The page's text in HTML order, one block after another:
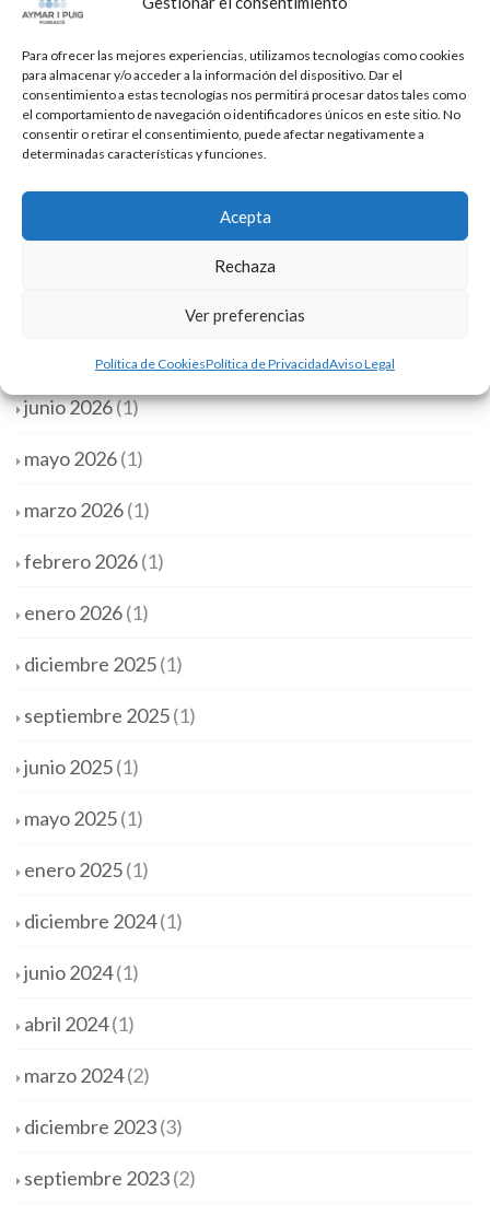
Para ofrecer las mejores experiencias, utilizamos tecnologías como cookies
para almacenar y/o acceder a la información del dispositivo. Dar el
consentimiento a estas tecnologías nos permitirá procesar datos tales como
el comportamiento de navegación o identificadores únicos en este sitio. No
consentir o retirar el consentimiento, puede afectar negativamente a
determinadas características y funciones.
Acepta
Rechaza
Ver preferencias
Política de CookiesPolítica de PrivacidadAviso Legal
de mirada en la atención a las personas
Comentarios recientes
julio 2026 (2)
junio 2026(1)
mayo 2026(1)
marzo 2026(1)
febrero 2026(1)
enero 2026(1)
diciembre 2025(1)
septiembre 2025(1)
junio 2025(1)
mayo 2025(1)
enero 2025(1)
diciembre 2024(1)
junio 2024(1)
abril 2024(1)
marzo 2024(2)
diciembre 2023(3)
septiembre 2023(2)